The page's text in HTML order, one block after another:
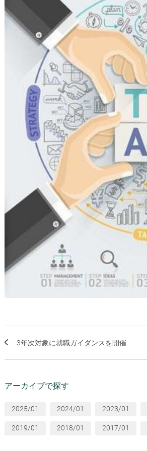
3年次対象に就職ガイダンスを開催
アーカイブで探す
2025/01 2024/01 2023/01
2019/01 2018/01 2017/01